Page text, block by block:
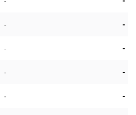
- -
- -
- -
- -